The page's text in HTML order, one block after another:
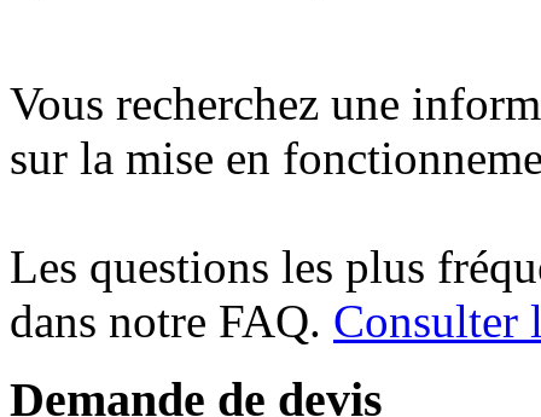
Vous recherchez une
sur la mise en
Les questions les plus
dans notre FAQ. Consulter
Demande de devis